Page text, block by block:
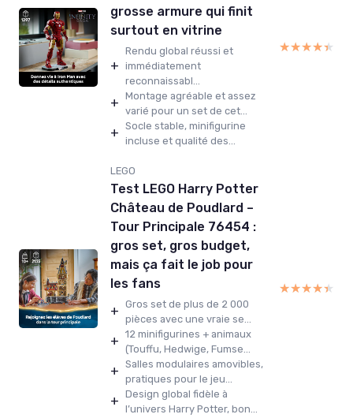
grosse armure qui finit
surtout en vitrine
+
Rendu global réussi et
immédiatement
reconnaissabl...
+ Montage agréable et assez
varié pour un set de cet...
+ Socle stable, minifigurine
incluse et qualité des...
★★★★★
★★★★★
LEGO
Test LEGO Harry Potter
Château de Poudlard –
Tour Principale 76454 :
gros set, gros budget,
mais ça fait le job pour
les fans
+ Gros set de plus de 2 000
pièces avec une vraie se...
+ 12 minifigurines + animaux
(Touffu, Hedwige, Fumse...
+ Salles modulaires amovibles,
pratiques pour le jeu...
+ Design global fidèle à
l’univers Harry Potter, bon...
★★★★★
★★★★★